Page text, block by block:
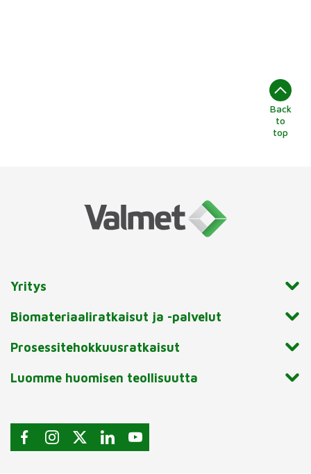
Back
to
top
Yritys
Biomateriaaliratkaisut ja -palvelut
Prosessitehokkuusratkaisut
Luomme huomisen teollisuutta